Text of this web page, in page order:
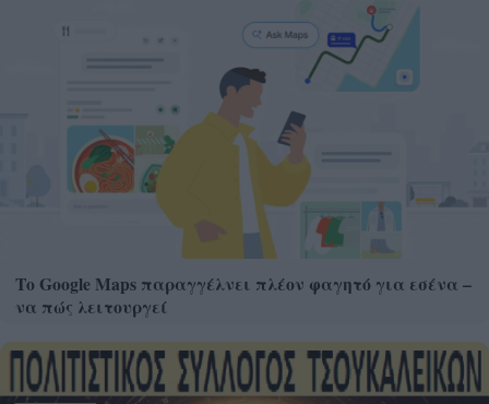
Το Google Maps παραγγέλνει πλέον φαγητό για εσένα –
να πώς λειτουργεί